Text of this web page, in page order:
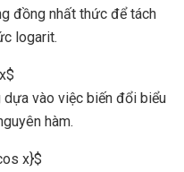
đồng nhất thức để tách
logarit.
vào việc biến đổi biểu
hàm.
x}$